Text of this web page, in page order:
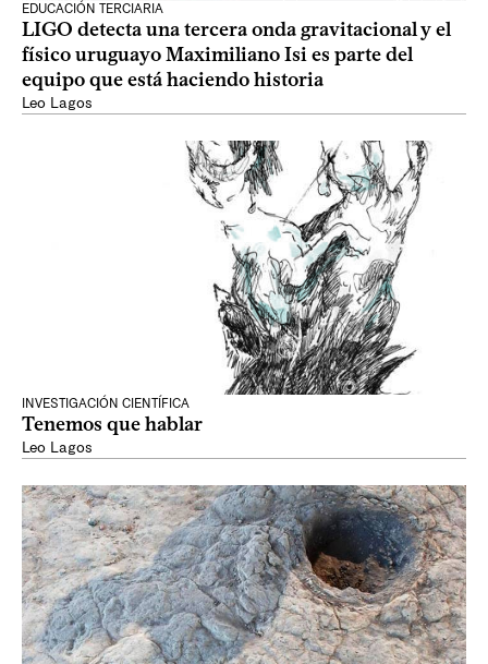
EDUCACIÓN TERCIARIA
LIGO detecta una tercera onda gravitacional y el
físico uruguayo Maximiliano Isi es parte del
equipo que está haciendo historia
Leo Lagos
INVESTIGACIÓN CIENTÍFICA
Tenemos que hablar
Leo Lagos